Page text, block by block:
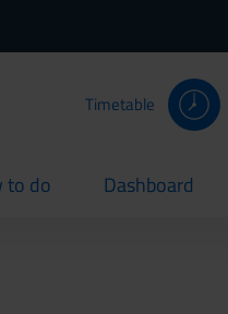
Timetable
to do Dashboard
current